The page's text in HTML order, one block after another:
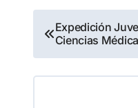
de
entradas
Expedición
Ciencias